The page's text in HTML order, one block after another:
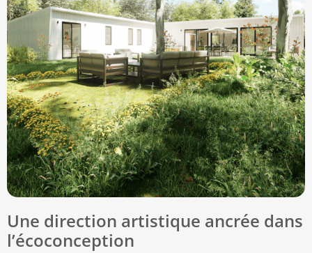
Une direction artistique ancrée dans
l’écoconception